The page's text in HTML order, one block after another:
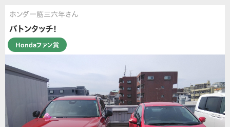
ホンダ一筋三六年さん
バトンタッチ！
Hondaファン賞